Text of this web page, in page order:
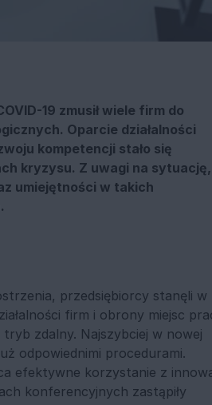
19 zmusił wiele firm do
Oparcie działalności
kompetencji stało się
kryzysu. Z uwagi na sytuację,
umiejętności w takich
przedsiębiorcy stanęli w
firm i obrony miejsc
zdalny. Najszybciej w nowej
odpowiednimi procedurami.
efektywne korzystanie z
konferencyjnych zastąpiły